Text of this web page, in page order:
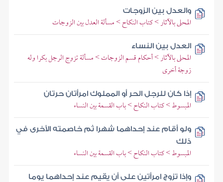
والعدل بين الزوجات
المحلى بالآثار > كتاب النكاح > مسألة العدل بين الزوجات
العدل بين النساء
المحلى بالآثار > أحكام قسم الزوجات > مسألة تزوج الرجل بكرا وله
زوجة أخرى
إذا كان للرجل الحر أو المملوك امرأتان حرتان
المبسوط > كتاب النكاح > باب القسمة بين النساء
ولو أقام عند إحداهما شهرا ثم خاصمته الأخرى في
ذلك
المبسوط > كتاب النكاح > باب القسمة بين النساء
وإذا تزوج امرأتين على أن يقيم عند إحداهما يوما